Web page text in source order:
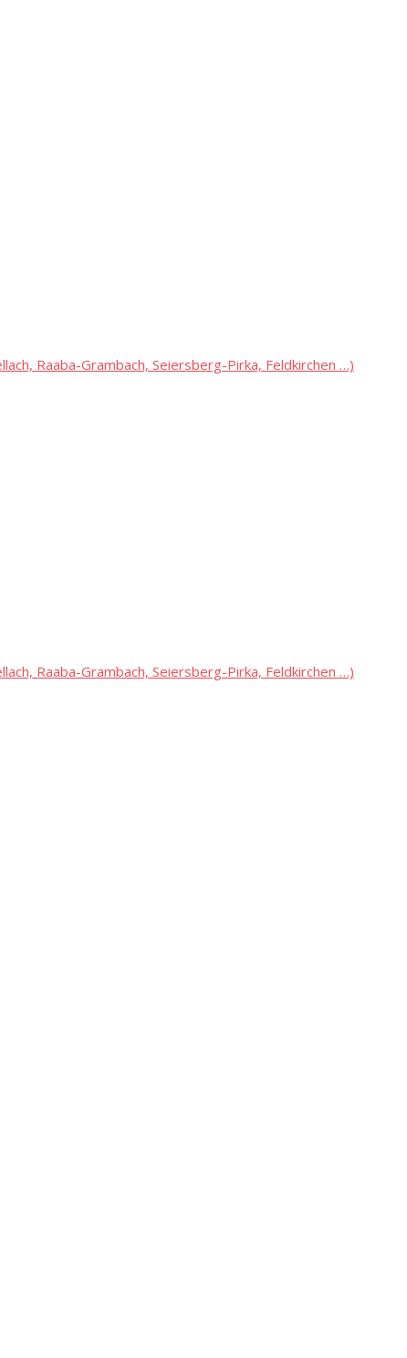
Raaba-Grambach, Seiersberg-Pirka, Feldkirchen …)
Raaba-Grambach, Seiersberg-Pirka, Feldkirchen …)